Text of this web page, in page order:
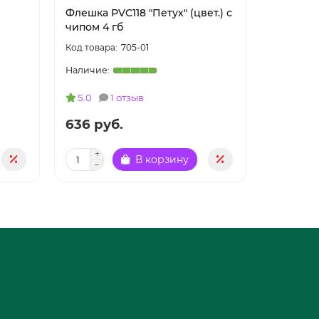
Флешка PVC118 "Петух" (цвет.) с
чипом 4 гб
705-01
5.0 1 отзыв
636 руб.
В корзину